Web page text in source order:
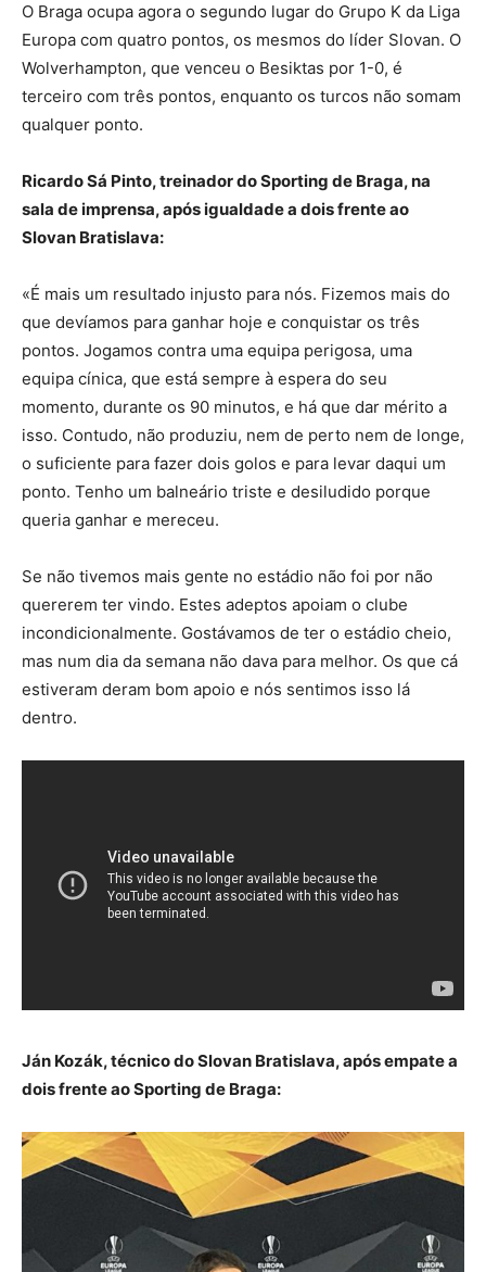
O Braga ocupa agora o segundo lugar do Grupo K da Liga
Europa com quatro pontos, os mesmos do líder Slovan. O
Wolverhampton, que venceu o Besiktas por 1-0, é
terceiro com três pontos, enquanto os turcos não somam
qualquer ponto.
Ricardo Sá Pinto, treinador do Sporting de Braga, na
sala de imprensa, após igualdade a dois frente ao
Slovan Bratislava:
«É mais um resultado injusto para nós. Fizemos mais do
que devíamos para ganhar hoje e conquistar os três
pontos. Jogamos contra uma equipa perigosa, uma
equipa cínica, que está sempre à espera do seu
momento, durante os 90 minutos, e há que dar mérito a
isso. Contudo, não produziu, nem de perto nem de longe,
o suficiente para fazer dois golos e para levar daqui um
ponto. Tenho um balneário triste e desiludido porque
queria ganhar e mereceu.
Se não tivemos mais gente no estádio não foi por não
quererem ter vindo. Estes adeptos apoiam o clube
incondicionalmente. Gostávamos de ter o estádio cheio,
mas num dia da semana não dava para melhor. Os que cá
estiveram deram bom apoio e nós sentimos isso lá
dentro.
Ján Kozák, técnico do Slovan Bratislava, após empate a
dois frente ao Sporting de Braga: